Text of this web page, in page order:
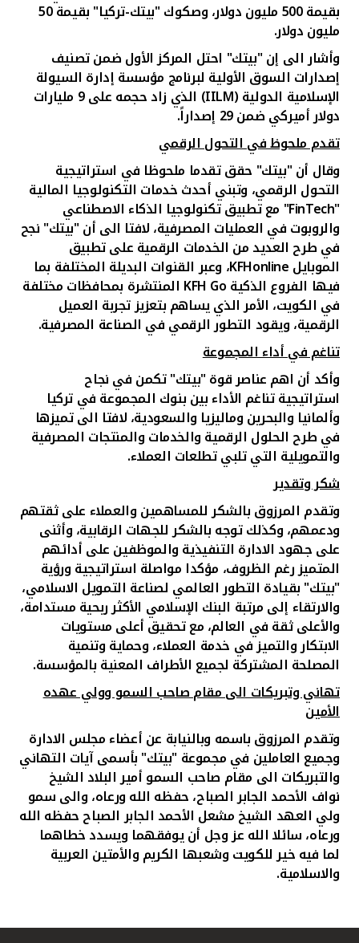
بقيمة 500 مليون دولار، وصكوك "بيتك-تركيا" بقيمة 50
مليون دولار.
وأشار الى إن "بيتك" احتل المركز الأول ضمن تصنيف
إصدارات السوق الأولية لبرنامج مؤسسة إدارة السيولة
الإسلامية الدولية (IILM ) الذي زاد حجمه على 9 مليارات
دولار أميركي ضمن 29 إصداراً.
تقدم ملحوظ في التحول الرقمي
وقال أن "بيتك" حقق تقدما ملحوظا في استراتيجية
التحول الرقمي، وتبني أحدث خدمات التكنولوجيا المالية
"
FinTech" مع تطبيق تكنولوجيا الذكاء الاصطناعي
والروبوت في العمليات المصرفية، لافتا الى أن "بيتك" نجح
في طرح العديد من الخدمات الرقمية على تطبيق
الموبايلKFHonline، وعبر القنوات البديلة المختلفة بما
فيها الفروع الذكيةKFH Go المنتشرة بمحافظات مختلفة
في الكويت، الأمر الذي يساهم بتعزيز تجربة العميل
الرقمية، ويقود التطور الرقمي في الصناعة المصرفية.
تناغم في أداء المجموعة
وأكد أن اهم عناصر قوة "بيتك" تكمن في نجاح
استراتيجية تناغم الأداء بين بنوك المجموعة في تركيا
وألمانيا والبحرين وماليزيا والسعودية، لافتا الى تميزها
في طرح الحلول الرقمية والخدمات والمنتجات المصرفية
والتمويلية التي تلبي تطلعات العملاء.
شكر وتقدير
وتقدم المرزوق بالشكر للمساهمين والعملاء على ثقتهم
ودعمهم، وكذلك توجه بالشكر للجهات الرقابية، وأثنى
على جهود الادارة التنفيذية والموظفين على أدائهم
المتميز رغم الظروف، مؤكدا مواصلة استراتيجية ورؤية
"بيتك" بقيادة التطور العالمي لصناعة التمويل الاسلامي،
والارتقاء إلى مرتبة البنك الإسلامي الأكثر ربحية مستدامة،
والأعلى ثقة في العالم، مع تحقيق أعلى مستويات
الابتكار والتميز في خدمة العملاء، وحماية وتنمية
المصلحة المشتركة لجميع الأطراف المعنية بالمؤسسة.
تهاني وتبريكات الى مقام صاحب السمو وولي عهده
الأمين
وتقدم المرزوق باسمه وبالنيابة عن أعضاء مجلس الادارة
وجميع العاملين في مجموعة "بيتك" بأسمى آيات التهاني
والتبريكات الى مقام صاحب السمو أمير البلاد الشيخ
نواف الأحمد الجابر الصباح، حفظه الله ورعاه، والى سمو
ولي العهد الشيخ مشعل الأحمد الجابر الصباح حفظه الله
ورعاه، سائلا الله عز وجل أن يوفقهما ويسدد خطاهما
لما فيه خير للكويت وشعبها الكريم والأمتين العربية
والاسلامية.